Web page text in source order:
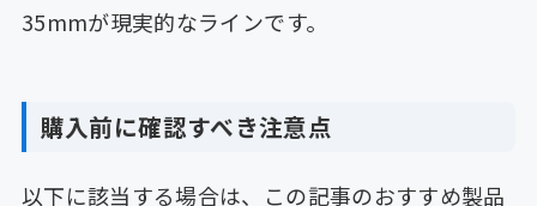
35mmが現実的なラインです。
購入前に確認すべき注意点
以下に該当する場合は、この記事のおすすめ製品